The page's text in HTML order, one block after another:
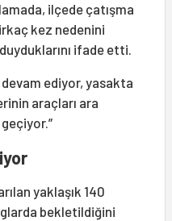
ilçede çatışma
kez nedenini
ifade etti.
ediyor, yasakta
araçları ara
yaklaşık 140
bekletildiğini